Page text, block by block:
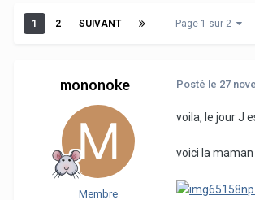
1 2 SUIVANT Page 1 sur 2
mononoke
Membre
Posté le 27
voila, le jour J
voici la